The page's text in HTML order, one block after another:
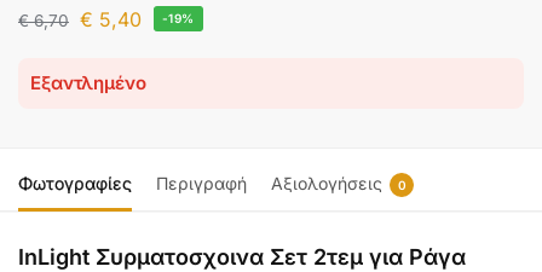
€6,70 € 5,40 -19%
Εξαντλημένο
Φωτογραφίες Περιγραφή Αξιολογήσεις 0
InLight Συρματοσχοινα Σετ 2τεμ για Ράγα